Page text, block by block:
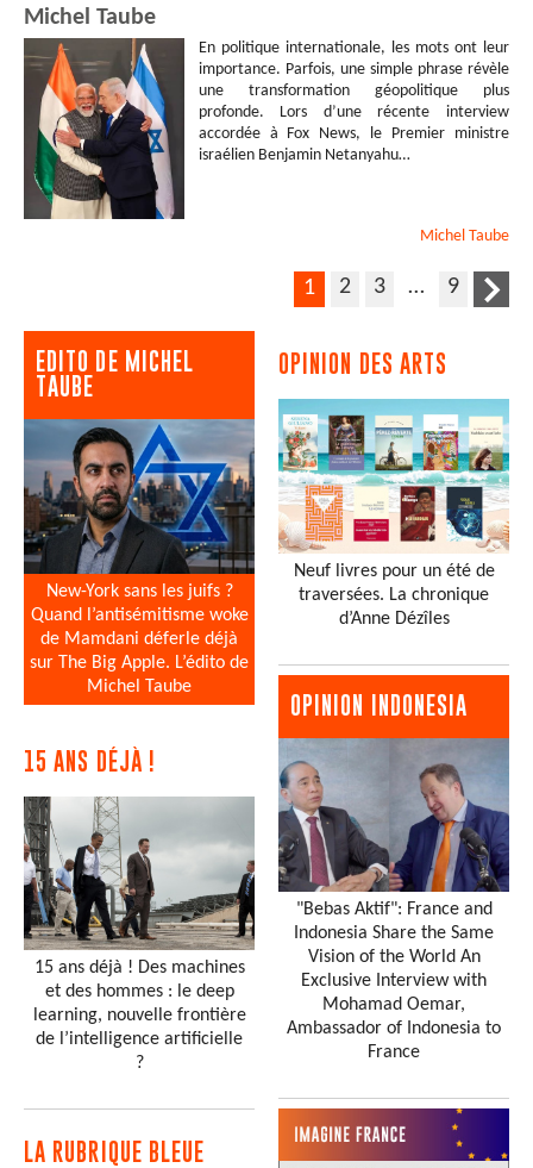
Michel Taube
En politique internationale, les mots ont leur
importance. Parfois, une simple phrase révèle
une transformation géopolitique plus
profonde. Lors d’une récente interview
accordée à Fox News, le Premier ministre
israélien Benjamin Netanyahu…
Michel Taube
1 2 3 … 9
EDITO DE MICHEL
TAUBE
New-York sans les juifs ?
Quand l’antisémitisme woke
de Mamdani déferle déjà
sur The Big Apple. L’édito de
Michel Taube
15 ANS DÉJÀ !
15 ans déjà ! Des machines
et des hommes : le deep
learning, nouvelle frontière
de l’intelligence artificielle
?
LA RUBRIQUE BLEUE
OPINION DES ARTS
Neuf livres pour un été de
traversées. La chronique
d’Anne Dézîles
OPINION INDONESIA
"Bebas Aktif": France and
Indonesia Share the Same
Vision of the World An
Exclusive Interview with
Mohamad Oemar,
Ambassador of Indonesia to
France